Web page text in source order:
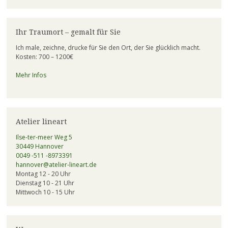
Ihr Traumort – gemalt für Sie
Ich male, zeichne, drucke für Sie den Ort, der Sie glücklich macht.
Kosten: 700 – 1200€
Mehr Infos
Atelier lineart
Ilse-ter-meer Weg 5
30449 Hannover
0049 -511 -8973391
hannover@atelier-lineart.de
Montag 12 - 20 Uhr
Dienstag 10 - 21 Uhr
Mittwoch 10 - 15 Uhr